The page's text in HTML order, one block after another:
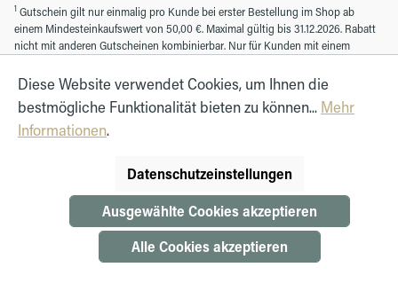
1 Gutschein gilt nur einmalig pro Kunde bei erster Bestellung im Shop ab
einem Mindesteinkaufswert von 50,00 €. Maximal gültig bis 31.12.2026. Rabatt
nicht mit anderen Gutscheinen kombinierbar. Nur für Kunden mit einem
Diese Website verwendet Cookies, um Ihnen die
bestmögliche Funktionalität bieten zu können... Mehr
Informationen.
Datenschutzeinstellungen
Ausgewählte Cookies akzeptieren
Alle Cookies akzeptieren